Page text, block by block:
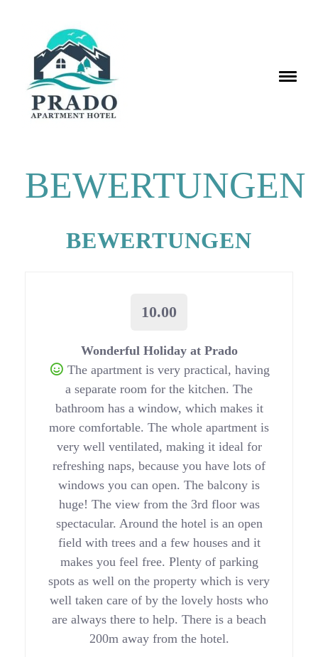
BEWERTUNGEN
BEWERTUNGEN
10.00
Wonderful Holiday at Prado
The apartment is very practical, having
a separate room for the kitchen. The
bathroom has a window, which makes it
more comfortable. The whole apartment is
very well ventilated, making it ideal for
refreshing naps, because you have lots of
windows you can open. The balcony is
huge! The view from the 3rd floor was
spectacular. Around the hotel is an open
field with trees and a few houses and it
makes you feel free. Plenty of parking
spots as well on the property which is very
well taken care of by the lovely hosts who
are always there to help. There is a beach
200m away from the hotel.